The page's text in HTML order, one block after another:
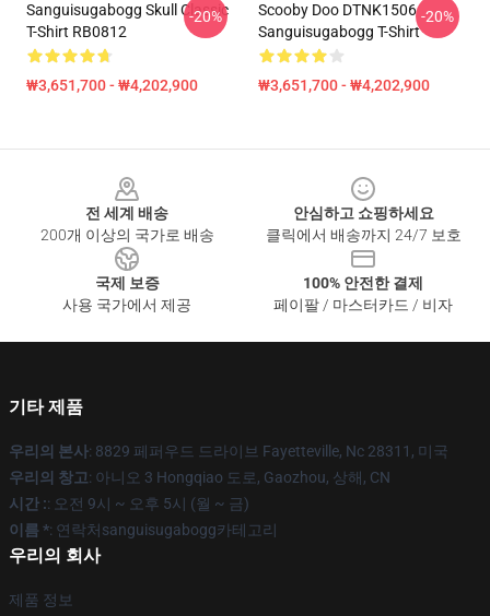
Sanguisugabogg Skull Classic
T-Shirt RB0812
₩3,651,700 - ₩4,202,900
-20%
Scooby Doo DTNK1506
Sanguisugabogg T-Shirt
₩3,651,700 - ₩4,202,900
-20%
전 세계 배송
200개 이상의 국가로 배송
안심하고 쇼핑하세요
클릭에서 배송까지 24/7 보호
국제 보증
사용 국가에서 제공
100% 안전한 결제
페이팔 / 마스터카드 / 비자
기타 제품
우리의 본사: 8829 페퍼우드 드라이브 Fayetteville, Nc 28311, 미국
우리의 창고: 아니오 3 Hongqiao 도로, Gaozhou, 상해, CN
시간 :: 오전 9시 ~ 오후 5시 (월 ~ 금)
이름 *: 연락처sanguisugabogg카테고리
우리의 회사
제품 정보